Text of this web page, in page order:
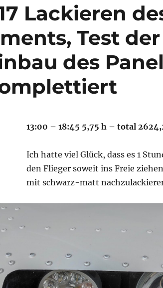
Lackieren
Test
des
13:00 – 18:45 5,75 h – total
Ich hatte viel Glück, dass es 1
den Flieger soweit ins Freie
mit schwarz-matt